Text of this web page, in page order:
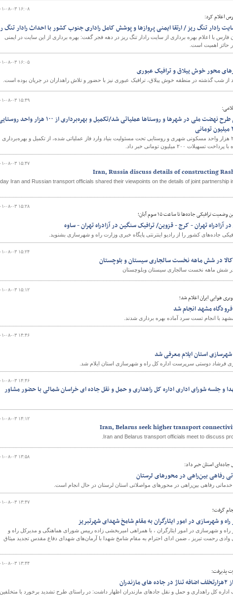
۱۴۰۱-۰۸-۰۳
اعلام کرد:
رادار تنگ ریز / ارتقا ایمنی پروازها و پوشش کامل راداری جنوب کشور با احداث رادار تنگ
فارس با اعلام بهره برداری از سایت رادار تنگ ریز در دهه فجر گفت: بهره برداری از این سایت در ایمنی
حائز اهمیت است.
۱۴۰۱-۰۸-۰۳
محور خوش ییلاق و ترافیک عبوری
از شب گذشته در منطقه خوش ییلاق، ترافیک عبوری نیز با حضور و تلاش راهداران در جریان بوده است.
۱۴۰۱-۰۸-۰۳
۲۹۰ هزار واحد مسکونی طرح نهضت ملی در شهرها و روستاها عملیاتی شد/تکمیل و بهره‌برداری از ۱۰۰ هزار
رییس بنیاد مسکن انقلاب اسلامی با اعلام اینکه ۲۹۰ هزار واحد مسکونی شهری و روستایی تحت مسئولیت بنیاد وارد فاز عملیاتی شده، از تکمیل و بهره‌برداری
۱۴۰۱-۰۸-۰۳
Iran, Russia discuss details of constructing
Iran and Russian transport officials shared their viewpoints on the details of joint partnership
۱۴۰۱-۰۸-۰۳
ترافیکی جاده‌ها تا ساعت ۱۵ سوم آبان؛
آزادراه تهران - کرج - قزوین/ ترافیک سنگین در آزادراه تهران - ساوه
جاده‌های کشور را از رادیو اینترنتی پایگاه خبری وزارت راه و شهرسازی بشنوید.
۱۴۰۱-۰۸-۰۳
کالا در شش ماهه نخست سالجاری سیستان و بلوچستان
در شش ماهه نخست سالجاری سیستان وبلوچستان
۱۴۰۱-۰۸-۰۳
هوایی ایران اعلام شد؛
مشهد انجام شد
با انجام تست سرد آماده بهره برداری شدند.
۱۴۰۱-۰۸-۰۳
استان ایلام معرفی شد
فرشاد دوستی سرپرست اداره کل راه و شهرسازی استان ایلام شد.
۱۴۰۱-۰۸-۰۳
و جلسه شورای اداری اداره کل راهداری و حمل و نقل جاده ای خراسان شمالی با حضور مشاور
۱۴۰۱-۰۸-۰۳
Iran, Belarus seek higher transport
Iran and Belarus transport officials meet to discuss
۱۴۰۱-۰۸-۰۳
استان خبر داد:
۱۴۰۱-۰۸-۰۳
گرفت؛
و شهرسازی در امور ایثارگران به مقام شامخ شهدای شهرتبریز
راه و شهرسازی در امور ایثارگران ، با همراهی امیربخشی زاده رییس شورای هماهنگی و مدیرکل راه و
رحمت تبریز ، ضمن ادای احترام به مقام شامخ شهدا با آرمان‌های شهدای دفاع مقدس تجدید میثاق
۱۴۰۱-۰۸-۰۳
پذیرفت:
اداره کل راهداری و حمل و نقل جادهای مازندران اظهار داشت: در راستای طرح تشدید برخورد با متخلفین